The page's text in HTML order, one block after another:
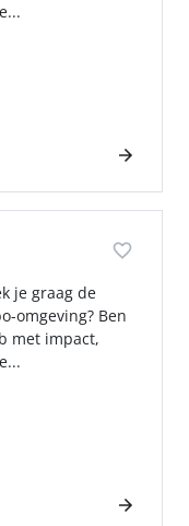
je graag de
omgeving? Ben
met impact,